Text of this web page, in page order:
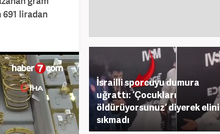
691 liradan
İsrailli sporcuyu dumura
uğrattı: ‘Çocukları
öldürüyorsunuz’ diyerek elini
sıkmadı